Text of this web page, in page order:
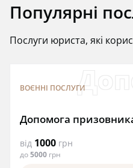
Популярні
Послуги юриста, які
ВОЄННІ ПОСЛУГИ
Допомога
від 1000 грн
до5000 грн